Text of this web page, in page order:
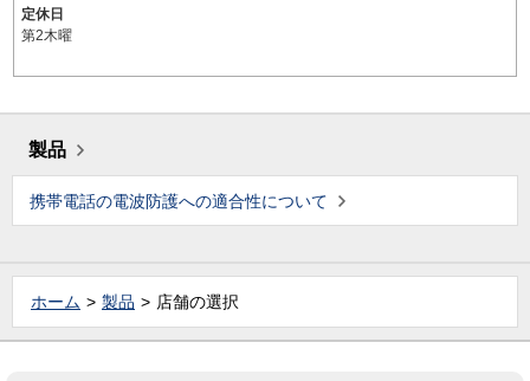
定休日
第2木曜
製品
携帯電話の電波防護への適合性について
ホーム 製品 店舗の選択